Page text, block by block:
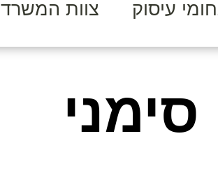
עיסוק צוות המשרד